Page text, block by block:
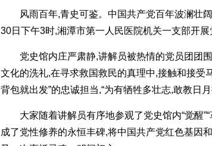
风雨百年,青史可鉴。中国共产党百年波澜壮
30日下午3时,湘潭市第一人民医院机关一支部开
党史馆内庄严肃静,讲解员被热情的党员团团
文化的洗礼,在寻求救国救民的真理中,接触和接受
背包就出发”的忠诚担当,“为有牺牲多壮志,敢教日
大家随着讲解员有序地参观了党史馆内“觉醒
成了党性修养的永恒丰碑,将中国共产党红色基因